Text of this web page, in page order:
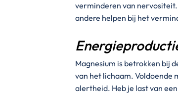
verminderen van
andere helpen bij het
Magnesium is betrokken bij
van het lichaam. Voldoende
alertheid. Heb je last van